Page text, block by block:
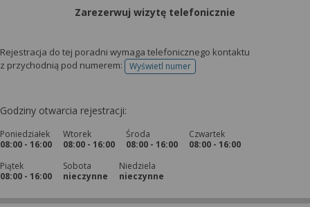
Zarezerwuj wizytę telefonicznie
Rejestracja do tej poradni wymaga telefonicznego kontaktu
z przychodnią pod numerem:
Wyświetl numertelefonu do rejestracji
Godziny otwarcia rejestracji:
Poniedziałek
08:00 - 16:00
Wtorek
08:00 - 16:00
Środa
08:00 - 16:00
Czwartek
08:00 - 16:00
Piątek
08:00 - 16:00
Sobota
nieczynne
Niedziela
nieczynne